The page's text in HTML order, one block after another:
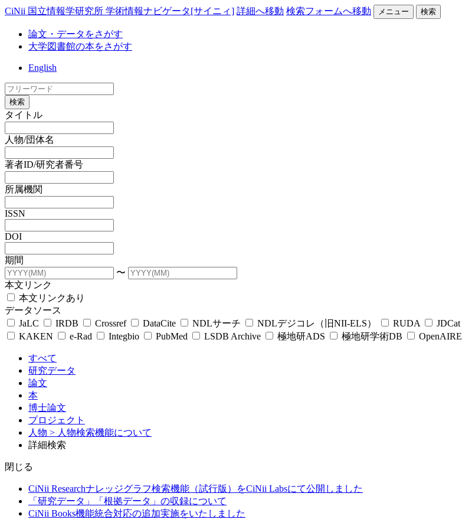
CiNii 国立情報学研究所 学術情報ナビゲータ[サイニィ] 詳細へ移動 検索フォームへ移動 メニュー 検索
論文・データをさがす
大学図書館の本をさがす
English
検索
タイトル
人物/団体名
著者ID/研究者番号
所属機関
ISSN
DOI
期間
〜
本文リンク
本文リンクあり
データソース
JaLC
IRDB Crossref DataCite NDLサーチ NDLデジコレ（旧NII-ELS） RUDA JDCat
KAKEN
e-Rad Integbio PubMed LSDB Archive 極地研ADS 極地研学術DB OpenAIRE
すべて
研究データ
論文
本
博士論文
プロジェクト
人物 > 人物検索機能について
詳細検索
閉じる
CiNii Researchナレッジグラフ検索機能（試行版）をCiNii Labsにて公開しました
「研究データ」「根拠データ」の収録について
CiNii Books機能統合対応の追加実施をいたしました